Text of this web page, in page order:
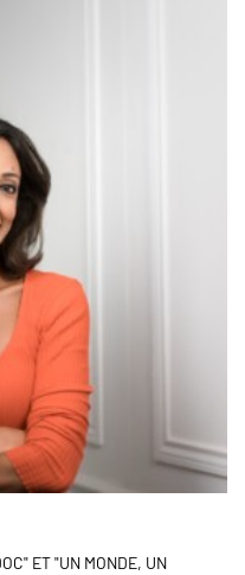
ET "UN MONDE, UN